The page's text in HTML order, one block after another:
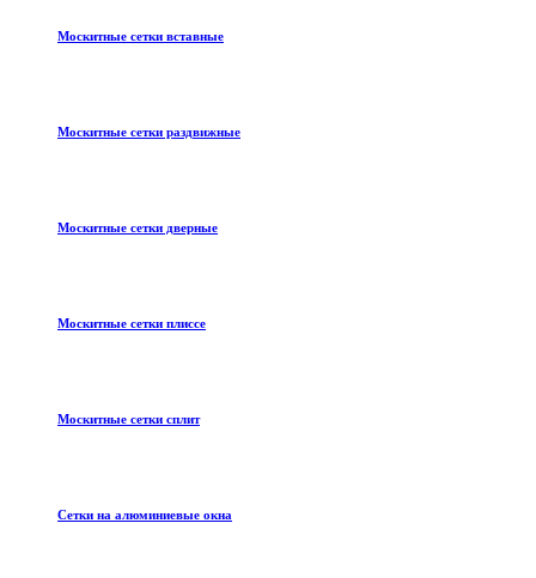
Москитные сетки вставные
Москитные сетки раздвижные
Москитные сетки дверные
Москитные сетки плиссе
Москитные сетки сплит
Сетки на алюминиевые окна